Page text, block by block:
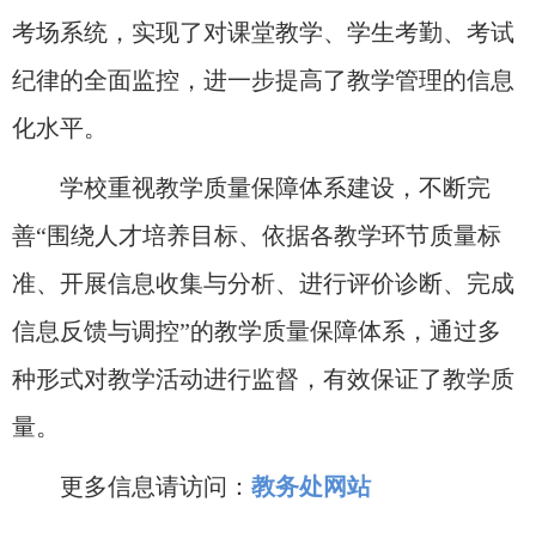
考场系统，实现了对课堂教学、学生考勤、考试
纪律的全面监控，进一步提高了教学管理的信息
化水平。
学校重视教学质量保障体系建设，不断完
善“围绕人才培养目标、依据各教学环节质量标
准、开展信息收集与分析、进行评价诊断、完成
信息反馈与调控”的教学质量保障体系，通过多
种形式对教学活动进行监督，有效保证了教学质
量。
更多信息请访问： 教务处网站